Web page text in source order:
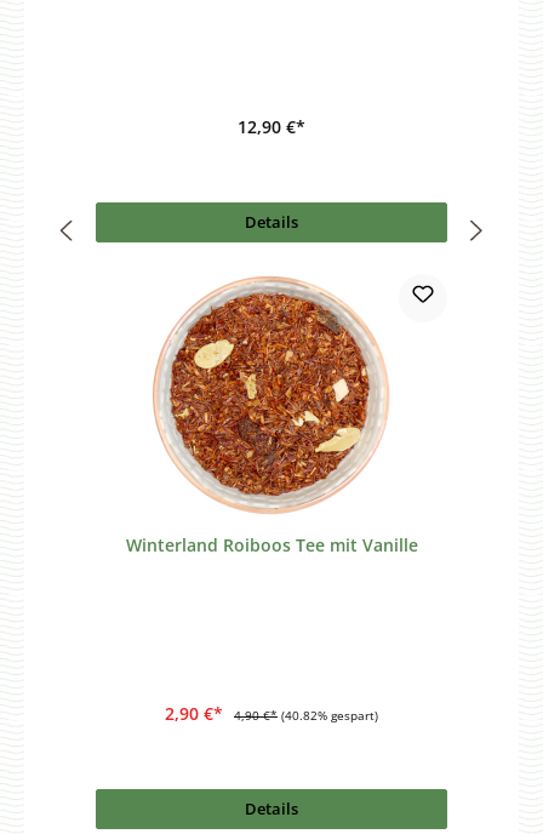
12,90 €*
Details
Winterland Roiboos Tee mit Vanille
2,90 €* 4,90 €* (40.82% gespart)
Details